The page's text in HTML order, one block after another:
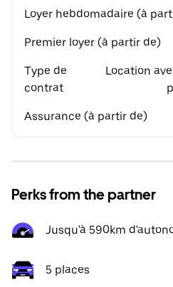
Loyer hebdomadaire (à
Premier loyer (à partir de)
Type de
contrat
Location
Assurance (à partir de)
Perks from the partner
Jusqu'à 590km
5 places